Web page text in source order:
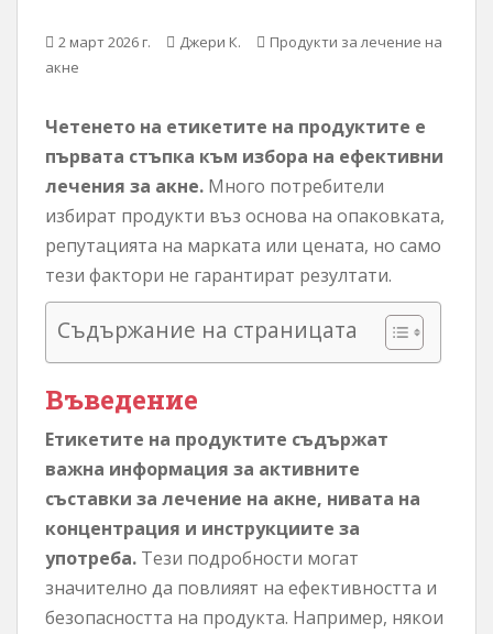
2 март 2026 г. Джери К.
Продукти за лечение на
акне
Четенето на етикетите на продуктите е
първата стъпка към избора на ефективни
лечения за акне. Много потребители
избират продукти въз основа на опаковката,
репутацията на марката или цената, но само
тези фактори не гарантират резултати.
Съдържание на страницата
Въведение
Етикетите на продуктите съдържат
важна информация за активните
съставки за лечение на акне, нивата на
концентрация и инструкциите за
употреба. Тези подробности могат
значително да повлияят на ефективността и
безопасността на продукта. Например, някои